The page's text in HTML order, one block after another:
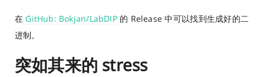
在GitHub: Bokjan/LabDIP的 Release 中可以找到生成好的二
进制。
突如其来的 stress